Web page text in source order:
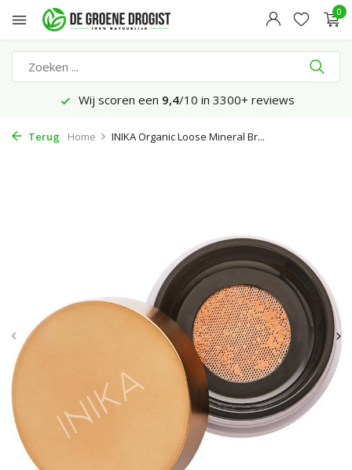
0
Wij scoren een 9,4/10 in 3300+ reviews
Terug Home INIKA Organic Loose Mineral Br...